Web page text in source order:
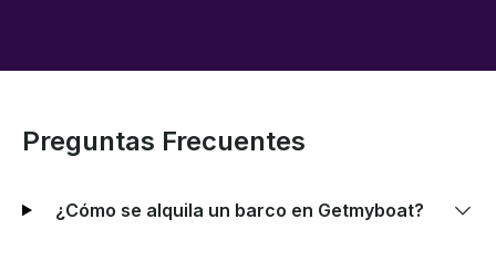
Preguntas Frecuentes
¿Cómo se alquila un barco en Getmyboat?